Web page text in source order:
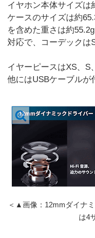
イヤホン本体サイズは
ケースのサイズは約
を含めた重さは約
対応で、コーデックは
イヤーピースはXS、S
他にはUSBケーブルが
＜▲画像：12mmダイナ
は4